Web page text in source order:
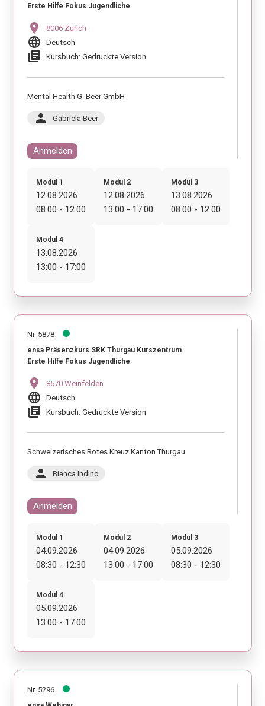
Erste Hilfe Fokus Jugendliche
location_on 8006 Zürich
language Deutsch
library_books Kursbuch: Gedruckte Version
Mental Health G. Beer GmbH
person Gabriela Beer
Anmelden
Modul 1
12.08.2026
08:00 - 12:00
Modul 2
12.08.2026
13:00 - 17:00
Modul 3
13.08.2026
08:00 - 12:00
Modul 4
13.08.2026
13:00 - 17:00
Nr. 5878
ensa Präsenzkurs SRK Thurgau Kurszentrum
Erste Hilfe Fokus Jugendliche
location_on 8570 Weinfelden
language Deutsch
library_books Kursbuch: Gedruckte Version
Schweizerisches Rotes Kreuz Kanton Thurgau
person Bianca Indino
Anmelden
Modul 1
04.09.2026
08:30 - 12:30
Modul 2
04.09.2026
13:00 - 17:00
Modul 3
05.09.2026
08:30 - 12:30
Modul 4
05.09.2026
13:00 - 17:00
Nr. 5296